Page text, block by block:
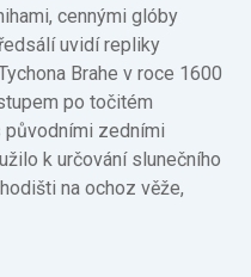
cennými glóby
uvidí repliky
Brahe v roce 1600
po točitém
zedními
k určování slunečního
na ochoz věže,